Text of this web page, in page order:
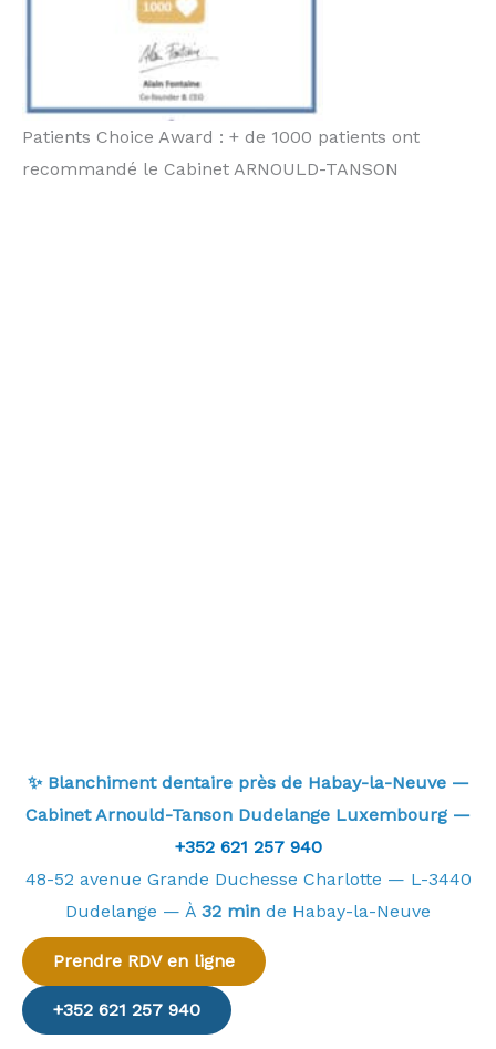
Patients Choice Award : + de 1000 patients ont
recommandé le Cabinet ARNOULD-TANSON
✨ Blanchiment dentaire près de Habay-la-Neuve —
Cabinet Arnould-Tanson Dudelange Luxembourg —
+352 621 257 940
48-52 avenue Grande Duchesse Charlotte — L-3440
Dudelange — À 32 min de Habay-la-Neuve
Prendre RDV en ligne
+352 621 257 940